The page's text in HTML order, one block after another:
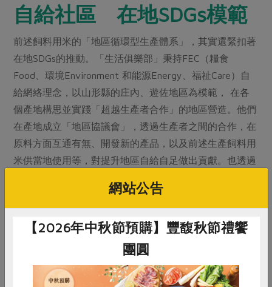
自給社區 在地SDGs模範
前述飼料用米的「地區循環型生產體系」，其實還緊扣著
在地SDGs的推動。「生活俱樂部」秉持FEC（糧食
Food、環境Environment 和能源Energy、福祉Care）自
給網絡理念，以山形縣的庄內、遊佐地區為模範， 在各
個產地構思並實踐「超越生產者合作」的地區營造。他們
在產地成立「地區協議會」，透過生產者之間的合作，在
原料方面互通有無、開發新的產品，以及前述生產飼料用
米供當地使用等，對提升地區自給自足做出貢獻。也透過
光電」，並從生產者間的合作再跨出腳步，與NPO、企
業、甚至地方政府合作，在地資源在地循環，FEC自給加
上居住及教育等主題，朝向「自給社區」發展。
際，也可以是與每一個人緊密關聯的社區、家庭。日本生
網站公告
【2026年中秋節預購】豐馥秋節禮饗
團圓